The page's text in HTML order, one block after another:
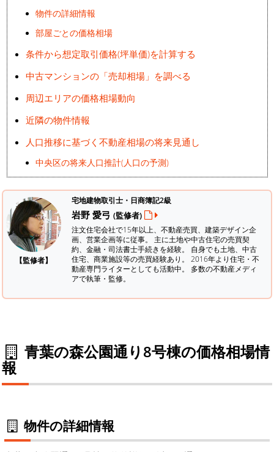
物件の詳細情報
部屋ごとの価格相場
条件から想定取引価格(坪単価)を計算する
中古マンションの「売却相場」を調べる
周辺エリアの価格相場動向
近隣の物件情報
人口推移に基づく不動産相場の将来見通し
中央区の将来人口推計(人口の予測)
【監修者】
宅地建物取引士・日商簿記2級
岩野 愛弓 (監修者)
注文住宅会社で15年以上、不動産売買、建築デザイン企
画、営業企画等に従事。 主に土地や中古住宅の売買契
約、金融・司法書士手続きを経験。 自身でも土地、中古
住宅、商業施設等の売買経験あり。 2016年より住宅・不
動産専門ライターとしても活動中。 多数の不動産メディ
アで執筆・監修。
青葉の森公園通り8号棟の価格相場情
報
物件の詳細情報